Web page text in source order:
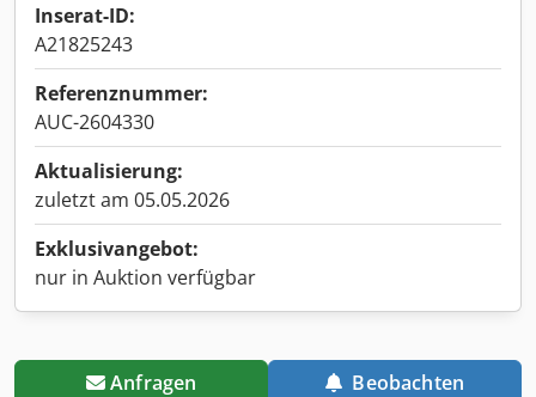
Inserat-ID:
A21825243
Referenznummer:
AUC-2604330
Aktualisierung:
zuletzt am 05.05.2026
Exklusivangebot:
nur in Auktion verfügbar
Anfragen Beobachten